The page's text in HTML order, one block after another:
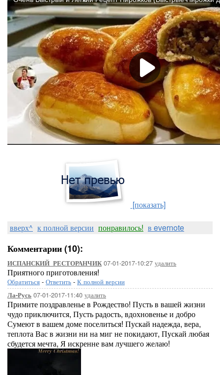
[показать]
вверх^ к полной версии понравилось! в evernote
Комментарии (10):
ИСПАНСКИЙ_РЕСТОРАНЧИК07-01-2017-10:27 удалить
Приятного приготовления!
Обратиться - Ответить - К полной версии
Ла-Русь 07-01-2017-11:40 удалить
Примите поздравленье в Рождество! Пусть в вашей жизни
чудо приключится, Пусть радость, вдохновенье и добро
Сумеют в вашем доме поселиться! Пускай надежда, вера,
теплота Вас в жизни ни на миг не покидают, Пускай любая
сбудется мечта, Я искренне вам лучшего желаю!